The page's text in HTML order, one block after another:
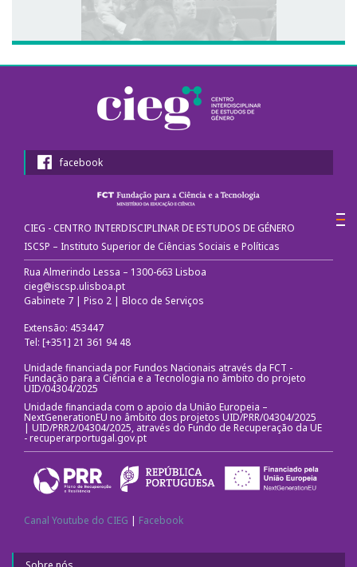
facebook
CIEG - CENTRO INTERDISCIPLINAR DE ESTUDOS DE GÉNERO
ISCSP – Instituto Superior de Ciências Sociais e Políticas
Rua Almerindo Lessa – 1300-663 Lisboa
cieg@iscsp.ulisboa.pt
Gabinete 7 | Piso 2 | Bloco de Serviços
Extensão: 453447
Tel: [+351] 21 361 94 48
Unidade financiada por Fundos Nacionais através da FCT -
Fundação para a Ciência e a Tecnologia no âmbito do projeto
UID/04304/2025
Unidade financiada com o apoio da União Europeia –
NextGenerationEU no âmbito dos projetos UID/PRR/04304/2025
| UID/PRR2/04304/2025, através do Fundo de Recuperação da UE
-recuperarportugal.gov.pt
Canal Youtube do CIEG | Facebook